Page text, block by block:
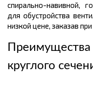
спирально-навивной,
для обустройства
низкой цене, заказав
Преимущества
круглого